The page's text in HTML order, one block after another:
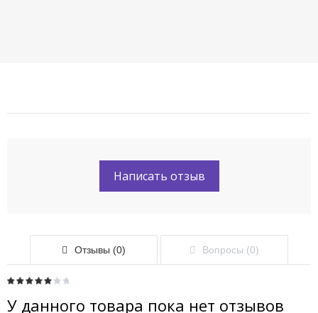
Написать отзыв
Отзывы (0) Вопросы (0)
У данного товара пока нет отзывов